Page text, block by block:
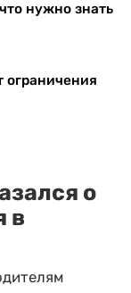
нужно знать
ограничения
о
в